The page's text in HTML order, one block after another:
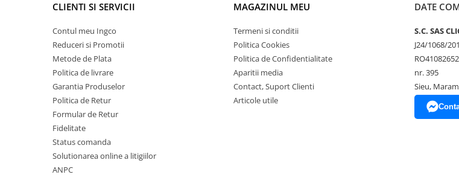
CLIENTI SI SERVICII
Contul meu Ingco
Reduceri si Promotii
Metode de Plata
Politica de livrare
Garantia Produselor
Politica de Retur
Formular de Retur
Fidelitate
Status comanda
Solutionarea online a litigiilor
ANPC
MAGAZINUL MEU
Termeni si conditii
Politica Cookies
Politica de Confidentialitate
Aparitii media
Contact, Suport Clienti
Articole utile
DATE
S.C. SAS
J24/1068/
RO41082652
nr. 395
Sieu,